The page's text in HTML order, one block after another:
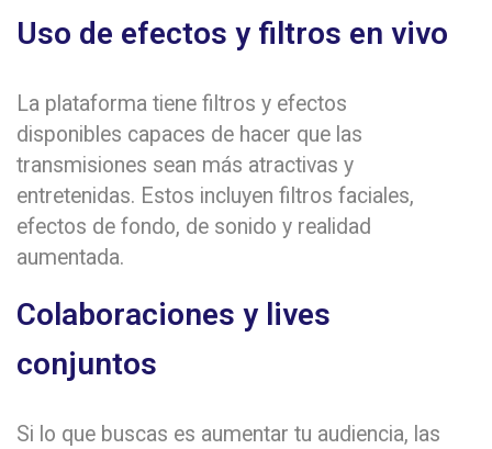
Uso de efectos y filtros en vivo
La plataforma tiene filtros y efectos
disponibles capaces de hacer que las
transmisiones sean más atractivas y
entretenidas. Estos incluyen filtros faciales,
efectos de fondo, de sonido y realidad
aumentada.
Colaboraciones y lives
conjuntos
Si lo que buscas es aumentar tu audiencia, las